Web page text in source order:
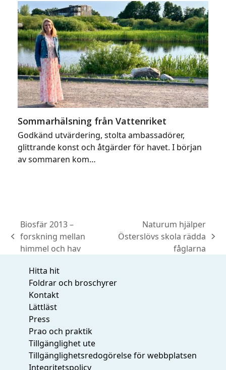
Sommarhälsning från Vattenriket
Godkänd utvärdering, stolta ambassadörer,
glittrande konst och åtgärder för havet. I början
av sommaren kom…
previous
post:
Biosfär 2013 –
forskning mellan
himmel och hav
next
Naturum hjälper
Österslövs skola rädda
fåglarna
Hitta hit
Foldrar och broschyrer
Kontakt
Lättläst
Press
Prao och praktik
Tillgänglighet ute
Tillgänglighetsredogörelse för webbplatsen
Integritetspolicy